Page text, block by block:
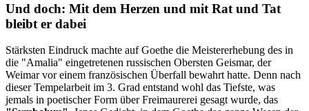
Und doch: Mit dem Herzen und mit Rat und Tat
bleibt er dabei
Stärksten Eindruck machte auf Goethe die Meistererhebung des in
die "Amalia" eingetretenen russischen Obersten Geismar, der
Weimar vor einem französischen Überfall bewahrt hatte. Denn nach
dieser Tempelarbeit im 3. Grad entstand wohl das Tiefste, was
jemals in poetischer Form über Freimaurerei gesagt wurde, das